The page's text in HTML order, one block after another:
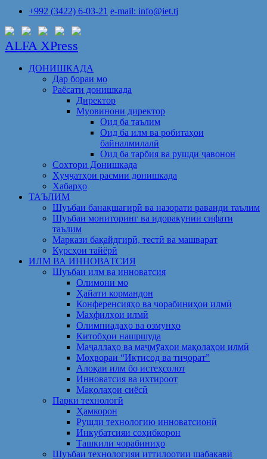
+992 (3422) 6-03-21 e-mail: info@iet.tj
ALFA XPress
ДОНИШКАДА
Дар бораи мо
Раёсати донишкада
Директор
Муовинони директор
Оид ба таълим
Оид ба илм ва робитаҳои
байналмилалӣ
Оид ба тарбия ва рушди ҷавонон
Сохтори Донишкада
Ҳуҷҷатҳои расмии донишкада
Хабарҳо
ТАЪЛИМ
Шуъбаи банақшагирӣ ва назорати раванди таълим
Шуъбаи мониторинг ва идоракунии сифати
таълим
Маркази бақайдгирӣ, тестӣ ва машварат
Курсҳои тайёрӣ
ИЛМ ВА ИННОВАТСИЯ
Шуъбаи илм ва инноватсия
Олимони мо
Ҳайати кормандон
Конференсияҳо ва чорабиниҳои илмӣ
Маҳфилҳои илмӣ
Олимпиадаҳо ва озмунҳо
Китобҳои нашршуда
Маҷаллаҳо ва маҷмӯаҳои мақолаҳои илмӣ
Моҳвораи “Иқтисод ва тиҷорат”
Алоқаи илм бо истеҳсолот
Инноватсия ва ихтироот
Мақолаҳои сиёсӣ
Парки технологӣ
Ҳамкорон
Рушди технологию инноватсионӣ
Инкубатсияи соҳибкорон
Ташкили чорабиниҳо
Шуъбаи технологияи иттилоотии шабакавӣ